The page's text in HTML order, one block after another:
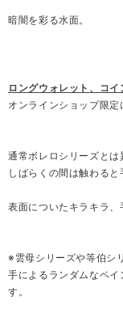
暗闇を彩る水面。
ロングウォレット、コ
オンラインショップ限定
通常ボレロシリーズとは
しばらくの間は触わると
表面についたキラキラ、
※雲母シリーズや等伯シ
手によるランダムなペ
す。